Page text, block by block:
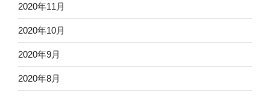
2020年11月
2020年10月
2020年9月
2020年8月